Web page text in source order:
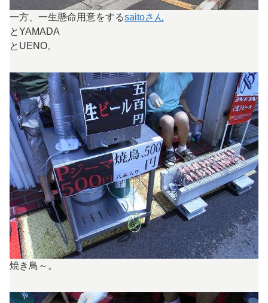
一方、一生懸命用意をするsaitoさん
とYAMADA
とUENO。
焼き鳥～。